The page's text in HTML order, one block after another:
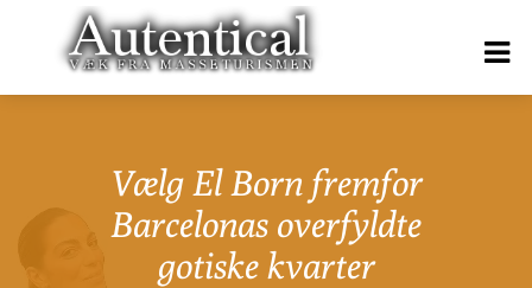
Vælg El Born fremfor
Barcelonas overfyldte
gotiske kvarter